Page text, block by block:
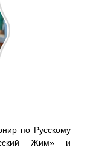
по Русскому
Жим» и